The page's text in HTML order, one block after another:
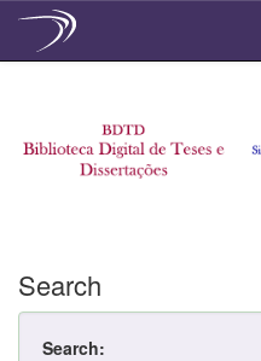
Search
Search: